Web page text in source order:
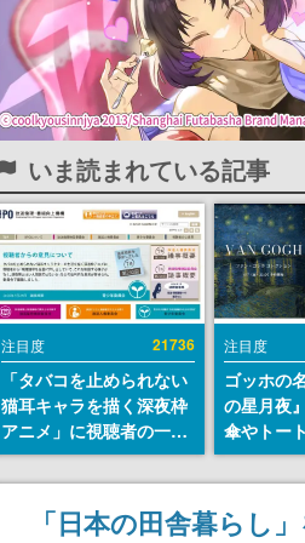
いま読まれている記事
注目度 21736
「タバコを止められない
猫耳キャラを描く深夜枠
アニメ」に視聴者の一部
から批判意見。違法薬物
の使用と思しき描写も含
めて、BPOが議論を交わ
注目度
ゴッホの
の星月夜
傘やトー
登場。8
日間限定
「日本の田舎暮らし